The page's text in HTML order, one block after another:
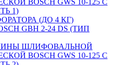
1)
(ДО 4 КГ)
GBH 2-24 DS (ТИП
ШЛИФОВАЛЬНОЙ
BOSCH GWS 10-125 C